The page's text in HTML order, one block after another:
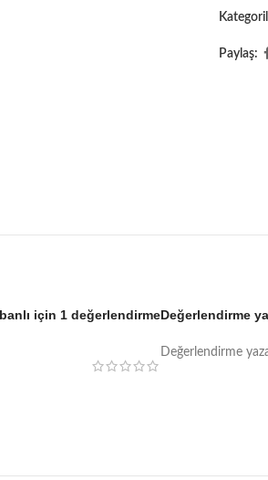
Paylaş:
için 1 değerlendirmeDeğerlendirme
Değerlendirme